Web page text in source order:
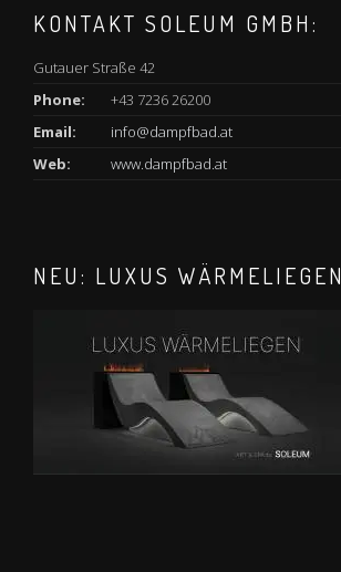
KONTAKT SOLEUM GMBH:
Gutauer Straße 42
Phone:
+43 7236 26200
Email:
info@dampfbad.at
Web:
www.dampfbad.at
NEU: LUXUS WÄRMELIEGEN